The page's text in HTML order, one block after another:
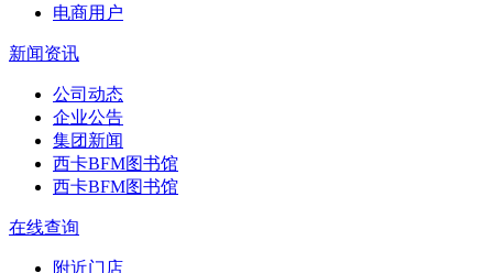
电商用户
新闻资讯
公司动态
企业公告
集团新闻
西卡BFM图书馆
西卡BFM图书馆
在线查询
附近门店